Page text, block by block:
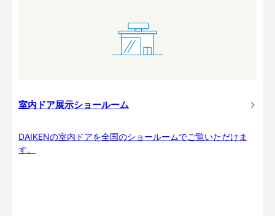
室内ドア展示ショールーム
DAIKENの室内ドアを全国のショールームでご覧いただけま
す。